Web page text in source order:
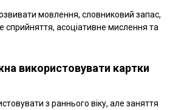
мовлення, словниковий запас,
сприйняття, асоціативне мислення та
використовувати картки
з раннього віку, але заняття